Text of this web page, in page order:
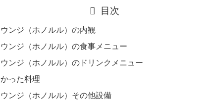
目次
ンジ（ホノルル）の内観
ンジ（ホノルル）の食事メニュー
ンジ（ホノルル）のドリンクメニュー
った料理
ンジ（ホノルル）その他設備